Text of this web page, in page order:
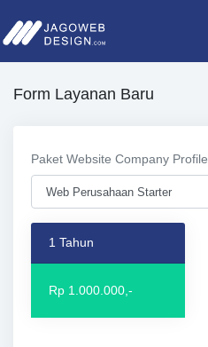
Form Layanan Baru
Paket Website Company Profile
1 Tahun
Rp 1.000.000,-